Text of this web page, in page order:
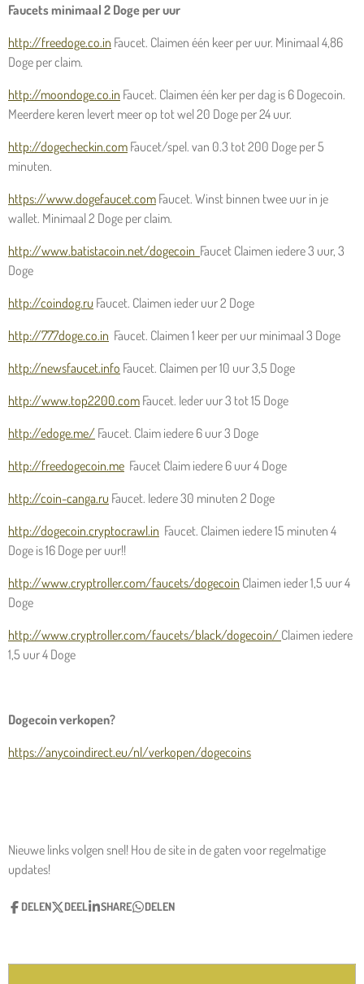
Faucets minimaal 2 Doge per uur
http://freedoge.co.in Faucet. Claimen één keer per uur. Minimaal 4,86
Doge per claim.
http://moondoge.co.in Faucet. Claimen één ker per dag is 6 Dogecoin.
Meerdere keren levert meer op tot wel 20 Doge per 24 uur.
http://dogecheckin.com Faucet/spel. van 0.3 tot 200 Doge per 5
minuten.
https://www.dogefaucet.com Faucet. Winst binnen twee uur in je
wallet. Minimaal 2 Doge per claim.
http://www.batistacoin.net/dogecoin Faucet Claimen iedere 3 uur, 3
Doge
http://coindog.ru Faucet. Claimen ieder uur 2 Doge
http://777doge.co.in Faucet. Claimen 1 keer per uur minimaal 3 Doge
http://newsfaucet.info Faucet. Claimen per 10 uur 3,5 Doge
http://www.top2200.com Faucet. Ieder uur 3 tot 15 Doge
http://edoge.me/ Faucet. Claim iedere 6 uur 3 Doge
http://freedogecoin.me Faucet Claim iedere 6 uur 4 Doge
http://coin-canga.ru Faucet. Iedere 30 minuten 2 Doge
http://dogecoin.cryptocrawl.in Faucet. Claimen iedere 15 minuten 4
Doge is 16 Doge per uur!!
http://www.cryptroller.com/faucets/dogecoin Claimen ieder 1,5 uur 4
Doge
http://www.cryptroller.com/faucets/black/dogecoin/ Claimen iedere
1,5 uur 4 Doge
Dogecoin verkopen?
https://anycoindirect.eu/nl/verkopen/dogecoins
Nieuwe links volgen snel! Hou de site in de gaten voor regelmatige
updates!
DELEN DEEL SHARE DELEN